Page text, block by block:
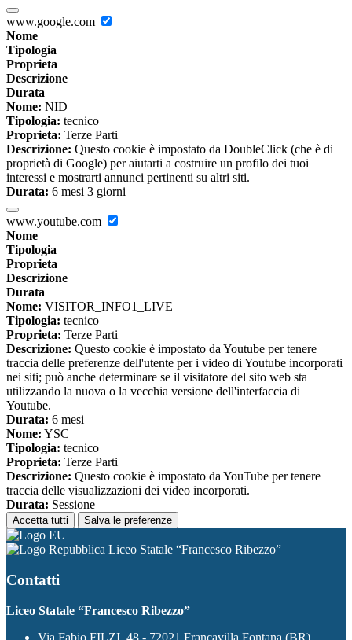
www.google.com
Nome
Tipologia
Proprieta
Descrizione
Durata
Nome: NID
Tipologia: tecnico
Proprieta: Terze Parti
Descrizione: Questo cookie è impostato da DoubleClick (che è di
proprietà di Google) per aiutarti a costruire un profilo dei tuoi
interessi e mostrarti annunci pertinenti su altri siti.
Durata: 6 mesi 3 giorni
www.youtube.com
Nome
Tipologia
Proprieta
Descrizione
Durata
Nome: VISITOR_INFO1_LIVE
Tipologia: tecnico
Proprieta: Terze Parti
Descrizione: Questo cookie è impostato da Youtube per tenere
traccia delle preferenze dell'utente per i video di Youtube incorporati
nei siti; può anche determinare se il visitatore del sito web sta
utilizzando la nuova o la vecchia versione dell'interfaccia di
Youtube.
Durata: 6 mesi
Nome: YSC
Tipologia: tecnico
Proprieta: Terze Parti
Descrizione: Questo cookie è impostato da YouTube per tenere
traccia delle visualizzazioni dei video incorporati.
Durata: Sessione
Accetta tutti Salva le preferenze
Liceo Statale “Francesco Ribezzo”
Contatti
Liceo Statale “Francesco Ribezzo”
Via Fabio FILZI, 48 - 72021 Francavilla Fontana (BR)